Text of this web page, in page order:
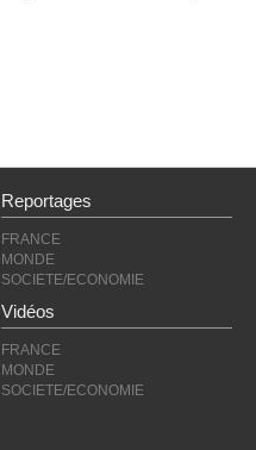
Reportages
FRANCE
MONDE
SOCIETE/ECONOMIE
Vidéos
FRANCE
MONDE
SOCIETE/ECONOMIE